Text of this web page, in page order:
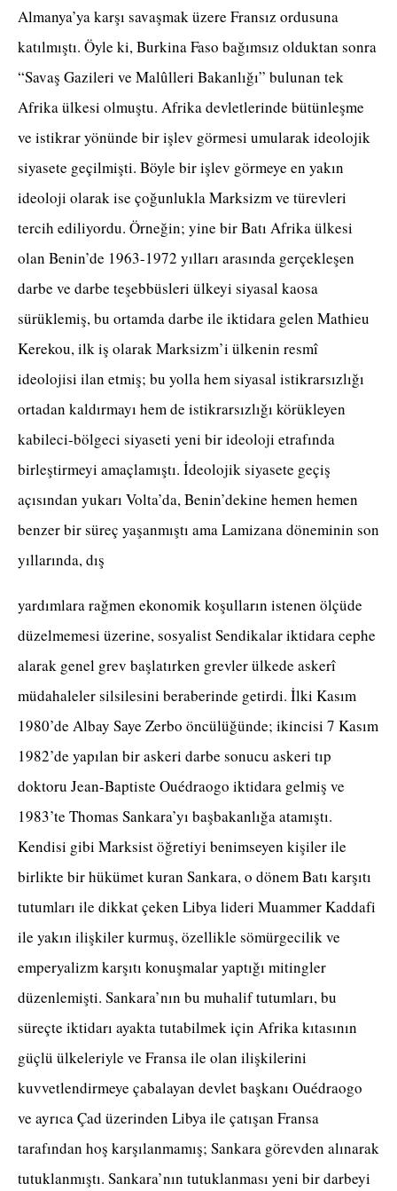
Almanya’ya karşı savaşmak üzere Fransız ordusuna
katılmıştı. Öyle ki, Burkina Faso bağımsız olduktan sonra
“Savaş Gazileri ve Malûlleri Bakanlığı” bulunan tek
Afrika ülkesi olmuştu. Afrika devletlerinde bütünleşme
ve istikrar yönünde bir işlev görmesi umularak ideolojik
siyasete geçilmişti. Böyle bir işlev görmeye en yakın
ideoloji olarak ise çoğunlukla Marksizm ve türevleri
tercih ediliyordu. Örneğin; yine bir Batı Afrika ülkesi
olan Benin’de 1963-1972 yılları arasında gerçekleşen
darbe ve darbe teşebbüsleri ülkeyi siyasal kaosa
sürüklemiş, bu ortamda darbe ile iktidara gelen Mathieu
Kerekou, ilk iş olarak Marksizm’i ülkenin resmî
ideolojisi ilan etmiş; bu yolla hem siyasal istikrarsızlığı
ortadan kaldırmayı hem de istikrarsızlığı körükleyen
kabileci-bölgeci siyaseti yeni bir ideoloji etrafında
birleştirmeyi amaçlamıştı. İdeolojik siyasete geçiş
açısından yukarı Volta’da, Benin’dekine hemen hemen
benzer bir süreç yaşanmıştı ama Lamizana döneminin son
yıllarında, dış
yardımlara rağmen ekonomik koşulların istenen ölçüde
düzelmemesi üzerine, sosyalist Sendikalar iktidara cephe
alarak genel grev başlatırken grevler ülkede askerî
müdahaleler silsilesini beraberinde getirdi. İlki Kasım
1980’de Albay Saye Zerbo öncülüğünde; ikincisi 7 Kasım
1982’de yapılan bir askeri darbe sonucu askeri tıp
doktoru Jean-Baptiste Ouédraogo iktidara gelmiş ve
1983’te Thomas Sankara’yı başbakanlığa atamıştı.
Kendisi gibi Marksist öğretiyi benimseyen kişiler ile
birlikte bir hükümet kuran Sankara, o dönem Batı karşıtı
tutumları ile dikkat çeken Libya lideri Muammer Kaddafi
ile yakın ilişkiler kurmuş, özellikle sömürgecilik ve
emperyalizm karşıtı konuşmalar yaptığı mitingler
düzenlemişti. Sankara’nın bu muhalif tutumları, bu
süreçte iktidarı ayakta tutabilmek için Afrika kıtasının
güçlü ülkeleriyle ve Fransa ile olan ilişkilerini
kuvvetlendirmeye çabalayan devlet başkanı Ouédraogo
ve ayrıca Çad üzerinden Libya ile çatışan Fransa
tarafından hoş karşılanmamış; Sankara görevden alınarak
tutuklanmıştı. Sankara’nın tutuklanması yeni bir darbeyi